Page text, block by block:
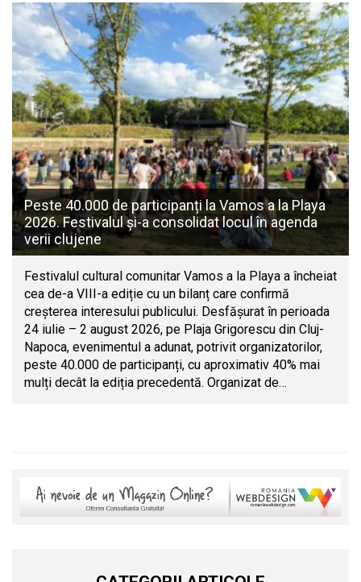
Peste 40.000 de participanți la Vamos a la Playa
2026. Festivalul și-a consolidat locul în agenda
verii clujene
Festivalul cultural comunitar Vamos a la Playa a încheiat
cea de-a VIII-a ediție cu un bilanț care confirmă
creșterea interesului publicului. Desfășurat în perioada
24 iulie – 2 august 2026, pe Plaja Grigorescu din Cluj-
Napoca, evenimentul a adunat, potrivit organizatorilor,
peste 40.000 de participanți, cu aproximativ 40% mai
mulți decât la ediția precedentă. Organizat de…